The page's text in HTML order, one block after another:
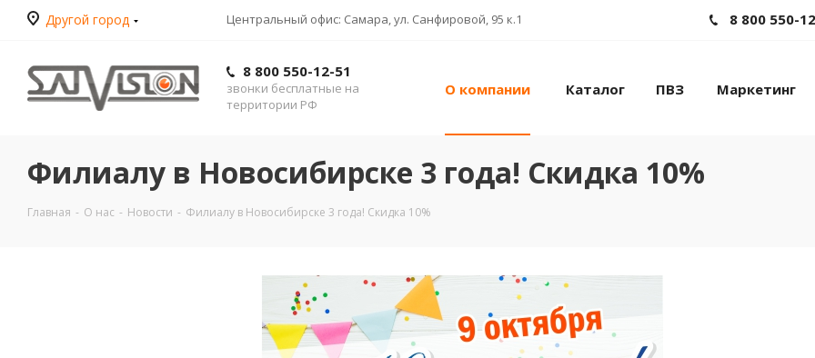
Другой город Центральный офис: Самара, ул. Санфировой, 95 к.1 8 800 550-
8 800 550-12-51
звонки бесплатные на
территории РФ
О компании Каталог ПВЗ Маркетинг
Филиалу в Новосибирске 3 года! Скидка 10%
Главная - О нас - Новости - Филиалу в Новосибирске 3 года! Скидка 10%